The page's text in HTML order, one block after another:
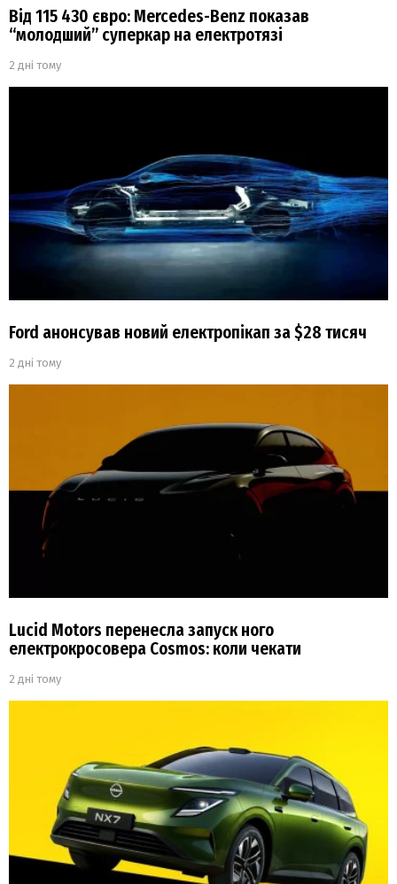
Від 115 430 євро: Mercedes-Benz показав
“молодший” суперкар на електротязі
2 дні тому
Ford анонсував новий електропікап за $28 тисяч
2 дні тому
Lucid Motors перенесла запуск ного
електрокросовера Cosmos: коли чекати
2 дні тому